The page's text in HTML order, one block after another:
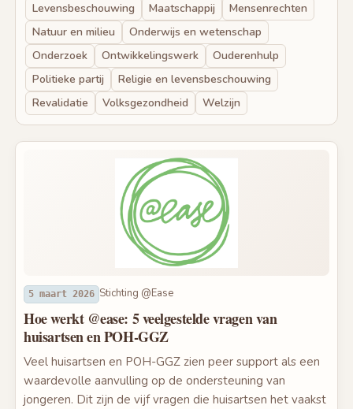
Levensbeschouwing
Maatschappij
Mensenrechten
Natuur en milieu
Onderwijs en wetenschap
Onderzoek
Ontwikkelingswerk
Ouderenhulp
Politieke partij
Religie en levensbeschouwing
Revalidatie
Volksgezondheid Welzijn
5 maart 2026 Stichting @Ease
Hoe werkt @ease: 5 veelgestelde vragen van
huisartsen en POH-GGZ
Veel huisartsen en POH-GGZ zien peer support als een
waardevolle aanvulling op de ondersteuning van
jongeren. Dit zijn de vijf vragen die huisartsen het vaakst